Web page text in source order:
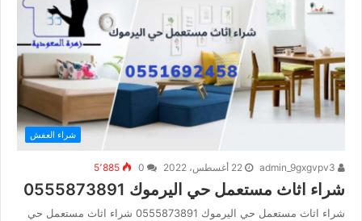
شراء العفش
22 أغسطس، 2022 5٬885
شراء اثاث مستعمل حي اليرموك 0555873891
شراء اثاث مستعمل حي اليرموك 0555873891 شراء اثاث مستعمل حي